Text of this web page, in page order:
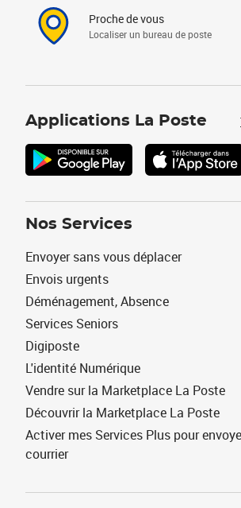
Proche de vous
Localiser un bureau de poste
Applications La Poste
Nos Services
Envoyer sans vous déplacer
Envois urgents
Déménagement, Absence
Services Seniors
Digiposte
L'identité Numérique
Vendre sur la Marketplace La Poste
Découvrir la Marketplace La Poste
Activer mes Services Plus pour
courrier